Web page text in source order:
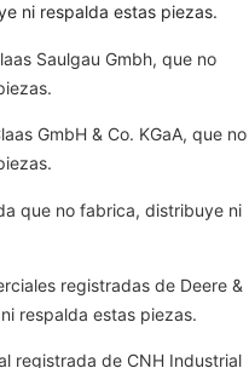
ni respalda estas piezas.
Saulgau Gmbh, que no
GmbH & Co. KGaA, que no
que no fabrica, distribuye ni
registradas de Deere &
respalda estas piezas.
registrada de CNH Industrial